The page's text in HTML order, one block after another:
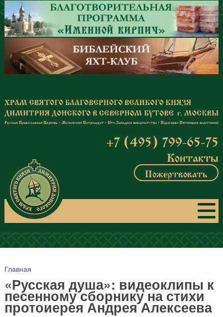
Перейти к основному содержанию
+7 (495) 799-65-75
Контакты
Пожертвовать
Вы здесь
Главная
«Русская душа»: видеоклипы к
песенному сборнику на стихи
протоиерея Андрея Алексеева